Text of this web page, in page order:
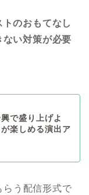
のおもてなし
い対策が必要
で盛り上げよ
楽しめる演出ア
う配信形式で